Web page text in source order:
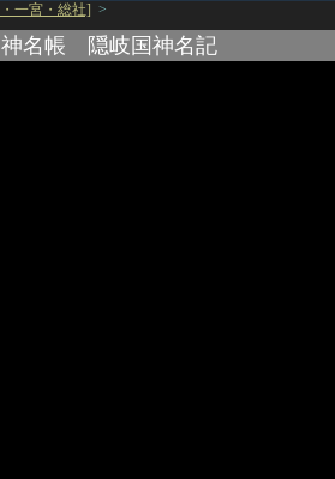
一宮・総社] >
神名帳 隠岐国神名記